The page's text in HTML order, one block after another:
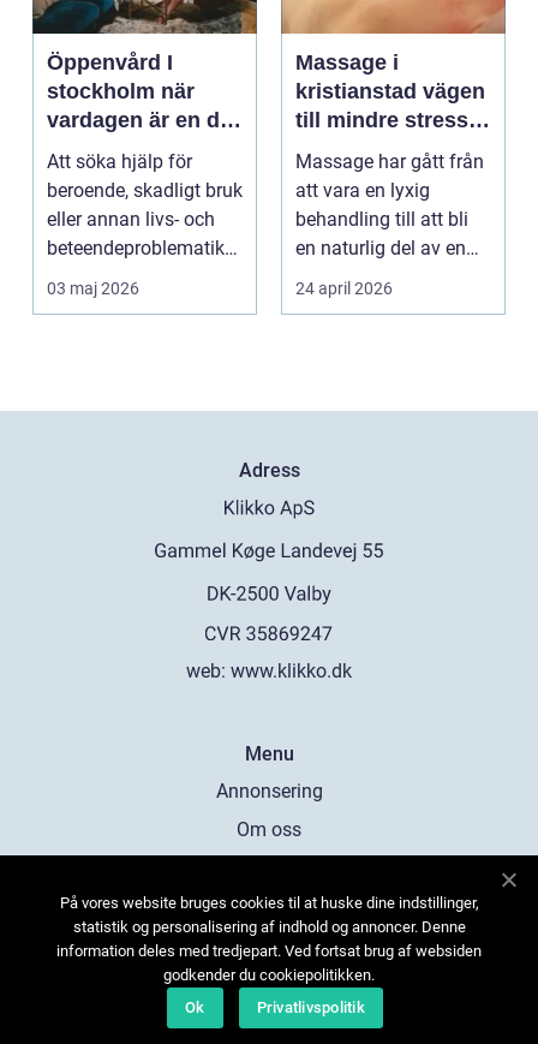
Öppenvård I
stockholm när
vardagen är en del
av behandlingen
Att söka hjälp för
beroende, skadligt bruk
eller annan livs- och
beteendeproblematik
är ett stort st...
03 maj 2026
Massage i
kristianstad vägen
till mindre stress
och mer energi i
vardagen
Massage har gått från
att vara en lyxig
behandling till att bli
en naturlig del av en
hållbar livsst...
24 april 2026
Adress
web: www.klikko.dk
Menu
Annonsering
Om oss
Kontakta oss
Sitemap
På vores website bruges cookies til at huske dine indstillinger,
statistik og personalisering af indhold og annoncer. Denne
information deles med tredjepart. Ved fortsat brug af websiden
godkender du cookiepolitikken.
Ok
Privatlivspolitik